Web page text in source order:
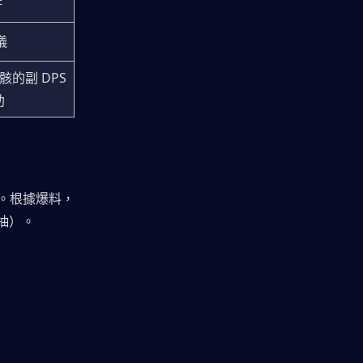
的副 DPS
根據爆料，
）。